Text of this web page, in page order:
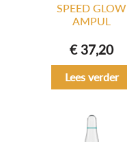
SPEED GLOW
AMPUL
€37,20
Lees verder